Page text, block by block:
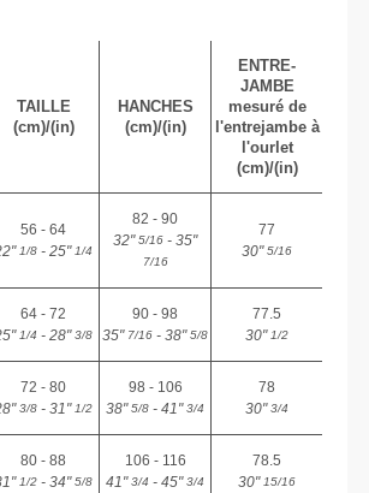
TAILLE
(cm)/(in)
HANCHES
(cm)/(in)
ENTRE-
JAMBE
mesuré de
l'entrejambe à
l'ourlet
(cm)/(in)
56 - 64
1/8 - 25"1/4
82 - 90
32"5/16 - 35"
7/16
77
30"5/16
64 - 72
1/4 - 28"3/8
90 - 98
35"7/16 - 38"5/8
77.5
30"1/2
72 - 80
3/8 - 31"1/2
98 - 106
38"5/8 - 41"3/4
78
30"3/4
80 - 88
1/2 - 34"5/8
106 - 116
41"3/4 - 45"3/4
78.5
30"15/16